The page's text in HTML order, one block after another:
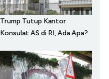
Trump Tutup Kantor
Konsulat AS di RI, Ada Apa?